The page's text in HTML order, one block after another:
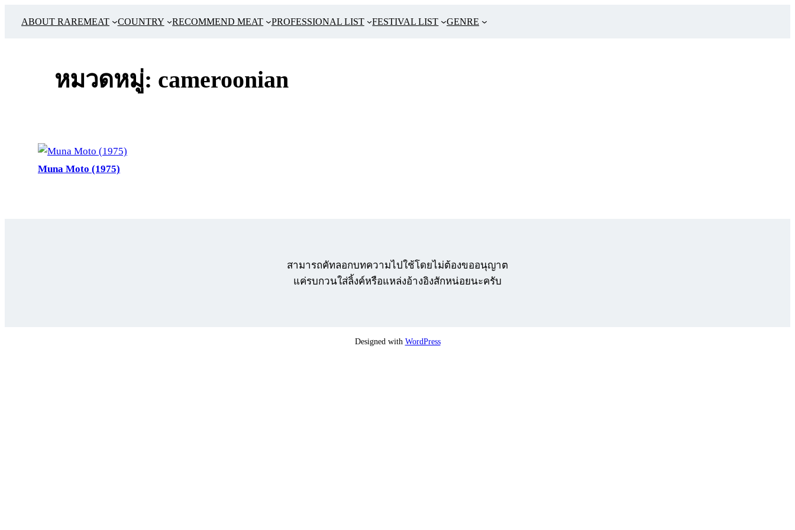
ABOUT RAREMEAT COUNTRY RECOMMEND MEAT PROFESSIONAL LIST FESTIVAL LIST GENRE
หมวดหมู่: cameroonian
Muna Moto (1975)
สามารถคัทลอกบทความไปใช้โดยไม่ต้องขออนุญาต
แค่รบกวนใส่ลิ้งค์หรือแหล่งอ้างอิงสักหน่อยนะครับ
Designed with WordPress